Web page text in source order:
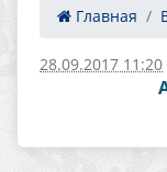
Главная
28.09.2017 11:20